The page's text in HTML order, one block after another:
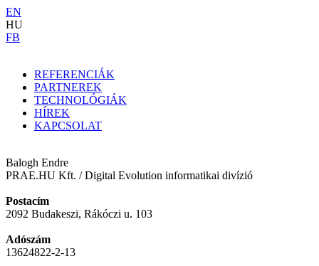
EN
HU
FB
REFERENCIÁK
PARTNEREK
TECHNOLÓGIÁK
HÍREK
KAPCSOLAT
Balogh Endre
PRAE.HU Kft. / Digital Evolution informatikai divízió
Postacím
2092 Budakeszi, Rákóczi u. 103
Adószám
13624822-2-13